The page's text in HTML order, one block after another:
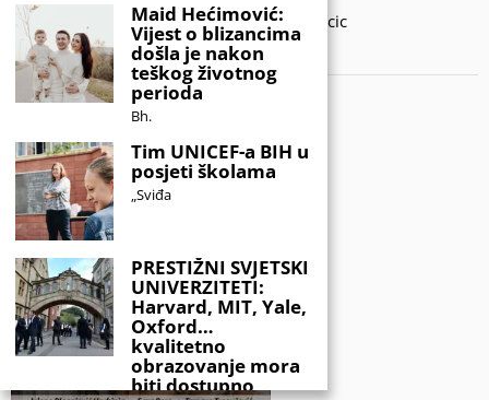
Developed by Amar SIjercic
IZAŠAO JE NOVI MAGAZIN!
Maid Hećimović:
Vijest o blizancima
došla je nakon
teškog životnog
perioda
Bh.
Tim UNICEF-a BIH u
posjeti školama
„Sviđa
PRESTIŽNI SVJETSKI
UNIVERZITETI:
Harvard, MIT, Yale,
Oxford…
kvalitetno
obrazovanje mora
biti dostupno